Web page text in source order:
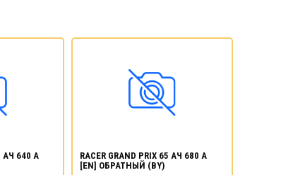
АЧ 640 А
RACER GRAND PRIX 65 АЧ 680 А
[EN] ОБРАТНЫЙ (BY)